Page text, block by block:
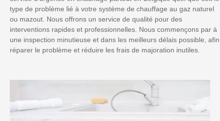
type de problème lié à votre système de chauffage au gaz naturel
ou mazout. Nous offrons un service de qualité pour des
interventions rapides et professionnelles. Nous commençons par à
une inspection minutieuse et dans les meilleurs délais possible, afin
réparer le problème et réduire les frais de majoration inutiles.